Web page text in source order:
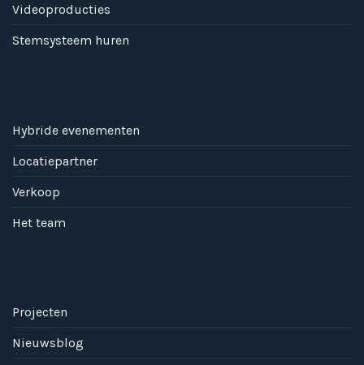
Videoproducties
Stemsysteem huren
Hybride evenementen
Locatiepartner
Verkoop
Het team
Projecten
Nieuwsblog